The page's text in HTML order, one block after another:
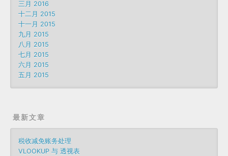
三月 2016
十二月 2015
十一月 2015
九月 2015
八月 2015
七月 2015
六月 2015
五月 2015
最新文章
税收减免账务处理
VLOOKUP 与 透视表